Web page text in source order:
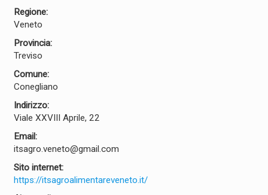
Regione:
Veneto
Provincia:
Treviso
Comune:
Conegliano
Indirizzo:
Viale XXVIII Aprile, 22
Email:
itsagro.veneto@gmail.com
Sito internet:
https://itsagroalimentareveneto.it/